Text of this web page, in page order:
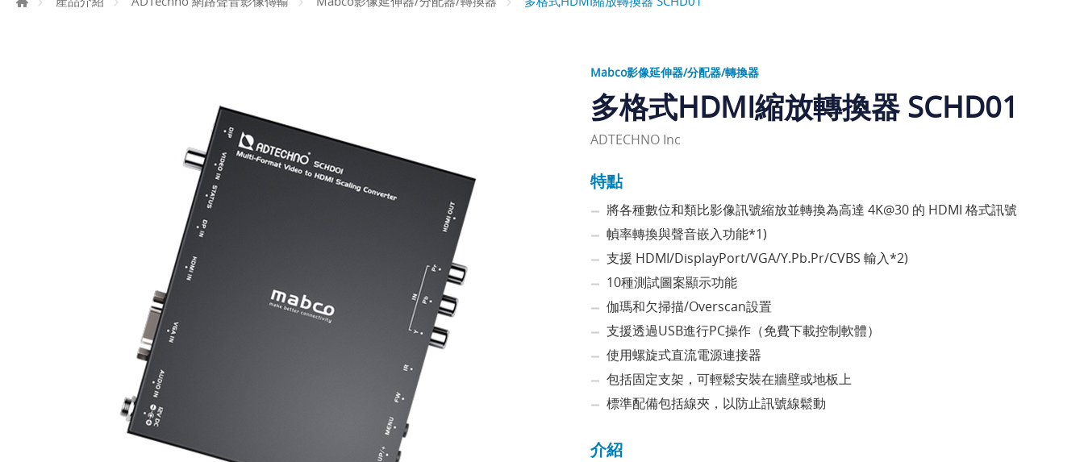
Mabco影像延伸器/分配器/轉換器
多格式HDMI縮放轉換器 SCHD01
ADTECHNO Inc
特點
將各種數位和類比影像訊號縮放並轉換為高達 4K@30 的 HDMI 格式訊號
幀率轉換與聲音嵌入功能*1)
支援 HDMI/DisplayPort/VGA/Y.Pb.Pr/CVBS 輸入*2)
10種測試圖案顯示功能
伽瑪和欠掃描/Overscan設置
支援透過USB進行PC操作（免費下載控制軟體）
使用螺旋式直流電源連接器
包括固定支架，可輕鬆安裝在牆壁或地板上
標準配備包括線夾，以防止訊號線鬆動
介紹